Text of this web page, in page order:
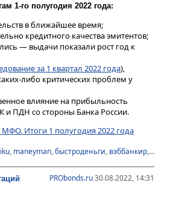
1-го полугодия 2022 года:
в ближайшее время;
кредитного качества эмитентов;
— выдачи показали рост год к
за 1 квартал 2022 года),
либо критических проблем у
влияние на прибыльность
и ПДН со стороны Банка России.
Итоги 1 полугодия 2022 года
, maneyman,быстроденьги, вэббанкир, займер
PRObonds.ru30.08.2022, 14:31